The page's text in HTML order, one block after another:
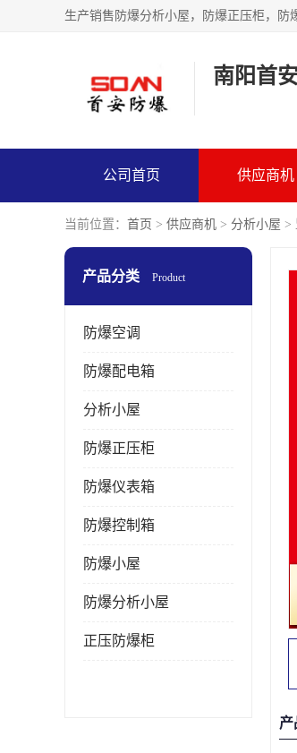
生产销售防爆分析小屋，防爆正压柜，
南阳首
公司首页 供应商机
当前位置： 首页 > 供应商机 > 分析小屋 >
产品分类 Product
防爆空调
防爆配电箱
分析小屋
防爆正压柜
防爆仪表箱
防爆控制箱
防爆小屋
防爆分析小屋
正压防爆柜
产